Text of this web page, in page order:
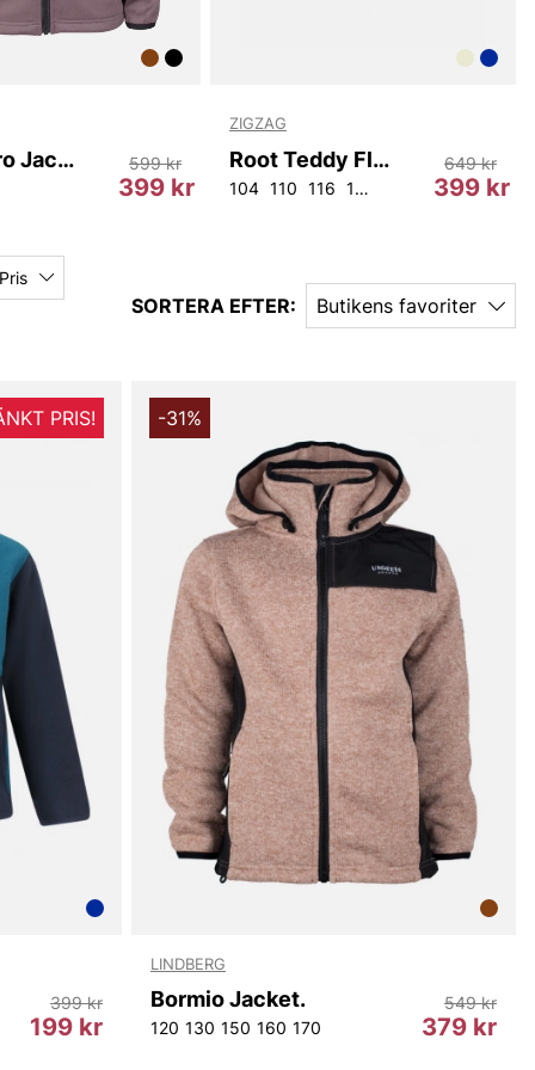
Powerpro Jacket
399 kr
599 kr
ZIGZAG
Root Teddy Fleece Jacket
104 110 116 128 152
399 kr
649 kr
Pris
SORTERA EFTER: Butikens favoriter
PRIS!
199 kr
399 kr
-31%
LINDBERG
Bormio Jacket.
120 130 150 160 170 379 kr
549 kr